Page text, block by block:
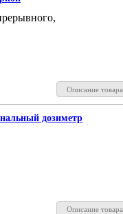
Описание товара
дозиметр
Описание товара